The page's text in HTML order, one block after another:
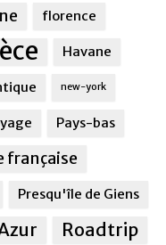
florence
Havane
new-york
Pays-bas
française
Presqu'île de Giens
Roadtrip